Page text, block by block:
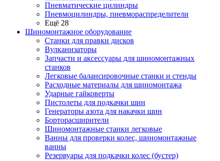
Пневматические цилиндры
Пневмоцилиндры, пневмораспределители
Ещё 28
Шиномонтажное оборудование
Станки для правки дисков
Вулканизаторы
Запчасти и аксессуары для шиномонтажных
станков
Легковые балансировочные станки и стенды
Расходные материалы для шиномонтажа
Ударные гайковерты
Пистолеты для подкачки шин
Генераторы азота для накачки шин
Борторасширители
Шиномонтажные станки легковые
Ванны для проверки колес, шиномонтажные
ванны
Резервуары для подкачки колес (бустер)